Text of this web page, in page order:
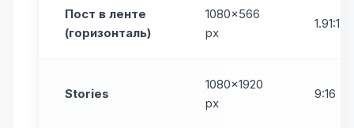
Пост в ленте
(горизонталь)
1080×566
px
1.91:1
Stories
1080×1920
px
9:16